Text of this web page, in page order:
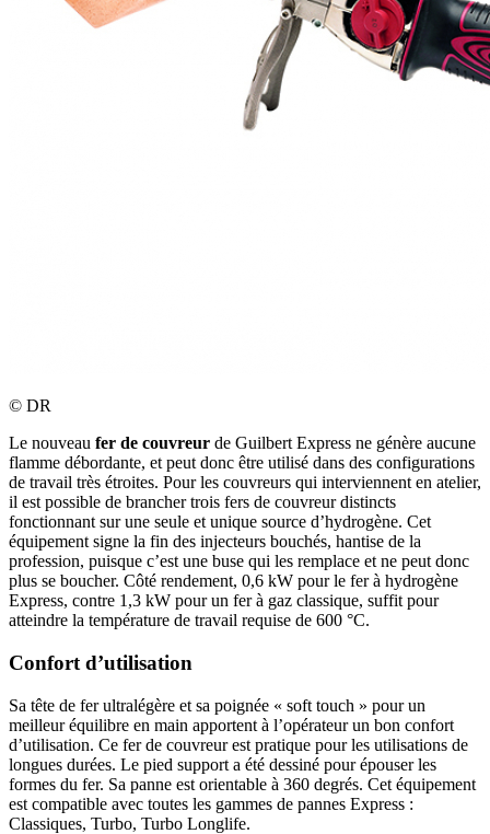
© DR
Le nouveau fer de couvreur de Guilbert Express ne génère aucune
flamme débordante, et peut donc être utilisé dans des configurations
de travail très étroites. Pour les couvreurs qui interviennent en atelier,
il est possible de brancher trois fers de couvreur distincts
fonctionnant sur une seule et unique source d’hydrogène. Cet
équipement signe la fin des injecteurs bouchés, hantise de la
profession, puisque c’est une buse qui les remplace et ne peut donc
plus se boucher. Côté rendement, 0,6 kW pour le fer à hydrogène
Express, contre 1,3 kW pour un fer à gaz classique, suffit pour
atteindre la température de travail requise de 600 °C.
Confort d’utilisation
Sa tête de fer ultralégère et sa poignée « soft touch » pour un
meilleur équilibre en main apportent à l’opérateur un bon confort
d’utilisation. Ce fer de couvreur est pratique pour les utilisations de
longues durées. Le pied support a été dessiné pour épouser les
formes du fer. Sa panne est orientable à 360 degrés. Cet équipement
est compatible avec toutes les gammes de pannes Express :
Classiques, Turbo, Turbo Longlife.